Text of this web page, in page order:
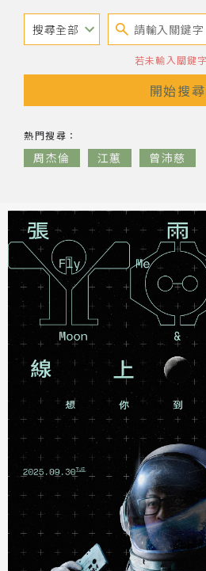
若未輸入關鍵
開始搜尋
熱門音樂人
搜尋：
周杰倫 江蕙 曾沛慈
關於資料庫
音樂獎項
組織協會
臺北流行音樂中心
隱私權保護政策
著作權及免責聲明